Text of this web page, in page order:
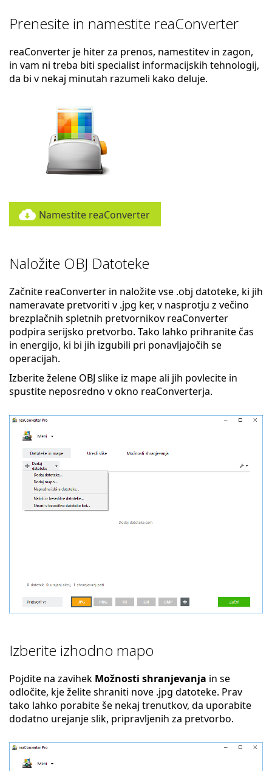
Prenesite in namestite reaConverter
reaConverter je hiter za prenos, namestitev in zagon,
in vam ni treba biti specialist informacijskih tehnologij,
da bi v nekaj minutah razumeli kako deluje.
Namestite reaConverter
Naložite OBJ Datoteke
Začnite reaConverter in naložite vse .obj datoteke, ki jih
nameravate pretvoriti v .jpg ker, v nasprotju z večino
brezplačnih spletnih pretvornikov reaConverter
podpira serijsko pretvorbo. Tako lahko prihranite čas
in energijo, ki bi jih izgubili pri ponavljajočih se
operacijah.
Izberite želene OBJ slike iz mape ali jih povlecite in
spustite neposredno v okno reaConverterja.
Izberite izhodno mapo
Pojdite na zavihek Možnosti shranjevanja in se
odločite, kje želite shraniti nove .jpg datoteke. Prav
tako lahko porabite še nekaj trenutkov, da uporabite
dodatno urejanje slik, pripravljenih za pretvorbo.